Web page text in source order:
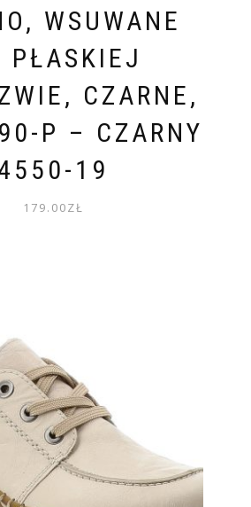
WSUWANE
PŁASKIEJ
CZARNE,
P – CZARNY
19
179.00ZŁ